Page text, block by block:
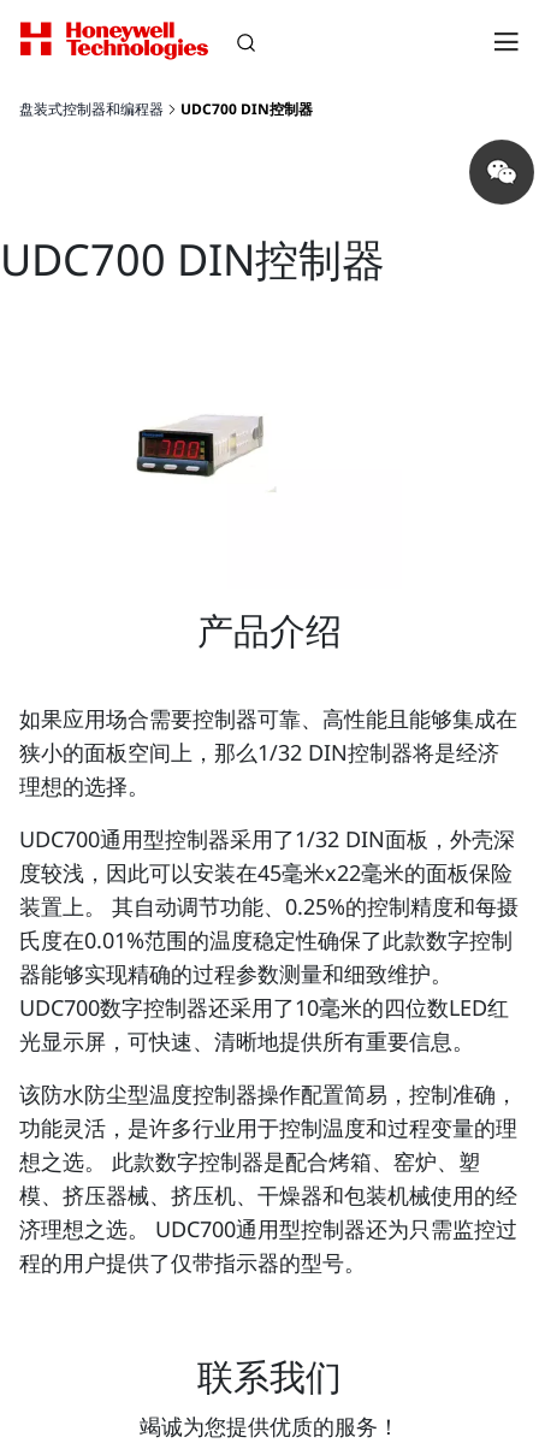
盘装式控制器和编程器 UDC700 DIN控制器
Share
on
wechat
UDC700 DIN控制器
产品介绍
如果应用场合需要控制器可靠、高性能且能够集成在
狭小的面板空间上，那么1/32 DIN控制器将是经济
理想的选择。
UDC700通用型控制器采用了1/32 DIN面板，外壳深
度较浅，因此可以安装在45毫米x22毫米的面板保险
装置上。 其自动调节功能、0.25%的控制精度和每摄
氏度在0.01%范围的温度稳定性确保了此款数字控制
器能够实现精确的过程参数测量和细致维护。
UDC700数字控制器还采用了10毫米的四位数LED红
光显示屏，可快速、清晰地提供所有重要信息。
该防水防尘型温度控制器操作配置简易，控制准确，
功能灵活，是许多行业用于控制温度和过程变量的理
想之选。 此款数字控制器是配合烤箱、窑炉、塑
模、挤压器械、挤压机、干燥器和包装机械使用的经
济理想之选。 UDC700通用型控制器还为只需监控过
程的用户提供了仅带指示器的型号。
联系我们
竭诚为您提供优质的服务！